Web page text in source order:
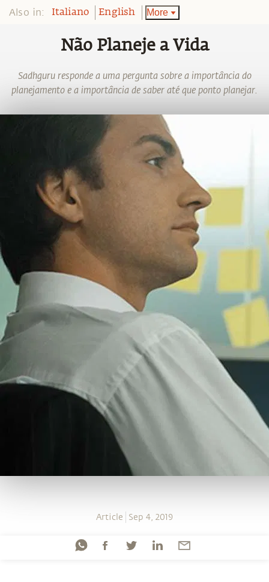
Also in: Italiano English More
Não Planeje a Vida
Sadhguru responde a uma pergunta sobre a importância do
planejamento e a importância de saber até que ponto planejar.
Article Sep 4, 2019